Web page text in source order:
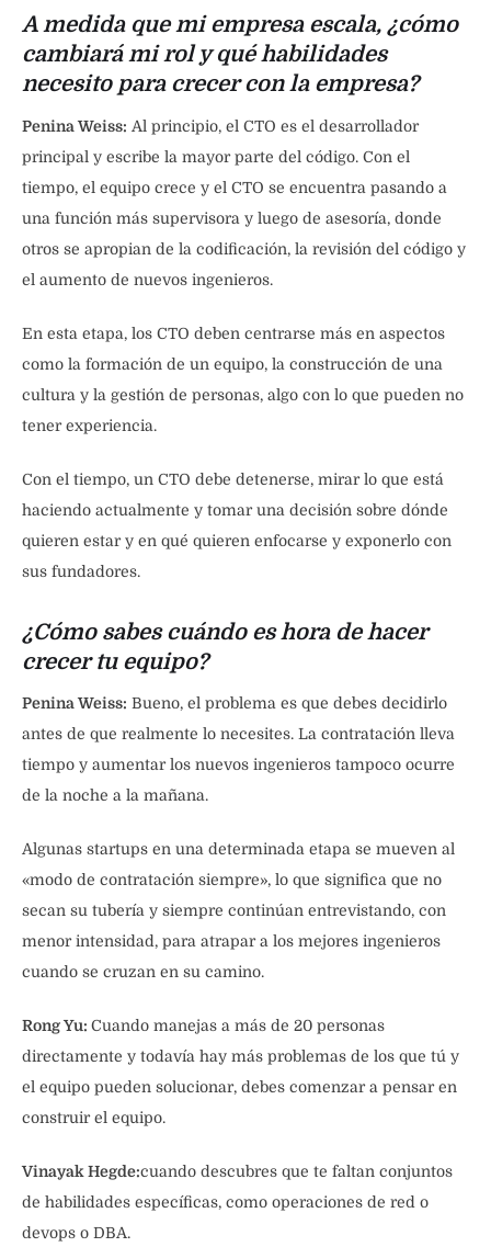
A medida que mi empresa escala, ¿cómo
cambiará mi rol y qué habilidades
necesito para crecer con la empresa?
Penina Weiss: Al principio, el CTO es el desarrollador
principal y escribe la mayor parte del código. Con el
tiempo, el equipo crece y el CTO se encuentra pasando a
una función más supervisora ​​y luego de asesoría, donde
otros se apropian de la codificación, la revisión del código y
el aumento de nuevos ingenieros.
En esta etapa, los CTO deben centrarse más en aspectos
como la formación de un equipo, la construcción de una
cultura y la gestión de personas, algo con lo que pueden no
tener experiencia.
Con el tiempo, un CTO debe detenerse, mirar lo que está
haciendo actualmente y tomar una decisión sobre dónde
quieren estar y en qué quieren enfocarse y exponerlo con
sus fundadores.
¿Cómo sabes cuándo es hora de hacer
crecer tu equipo?
Penina Weiss: Bueno, el problema es que debes decidirlo
antes de que realmente lo necesites. La contratación lleva
tiempo y aumentar los nuevos ingenieros tampoco ocurre
de la noche a la mañana.
Algunas startups en una determinada etapa se mueven al
«modo de contratación siempre», lo que significa que no
secan su tubería y siempre continúan entrevistando, con
menor intensidad, para atrapar a los mejores ingenieros
cuando se cruzan en su camino.
Rong Yu: Cuando manejas a más de 20 personas
directamente y todavía hay más problemas de los que tú y
el equipo pueden solucionar, debes comenzar a pensar en
construir el equipo.
Vinayak Hegde:cuando descubres que te faltan conjuntos
de habilidades específicas, como operaciones de red o
devops o DBA.